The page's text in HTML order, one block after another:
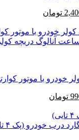
3,000,000 تومان
تومان
است.
خودرو با موتور
1,700,000 تومان
تومان
است.